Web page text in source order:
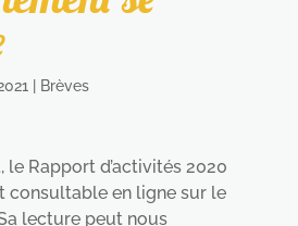
Brèves
le Rapport d’activités 2020
consultable en ligne sur le
lecture peut nous